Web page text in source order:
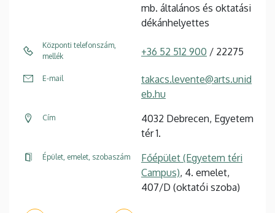
mb. általános és oktatási
dékánhelyettes
Központi telefonszám,
mellék
+36 52 512 900 / 22275
E-mail
takacs.levente@arts.unid
eb.hu
Cím
4032 Debrecen, Egyetem
tér 1.
Épület, emelet, szobaszám
Főépület (Egyetem téri
Campus), 4. emelet,
407/D (oktatói szoba)